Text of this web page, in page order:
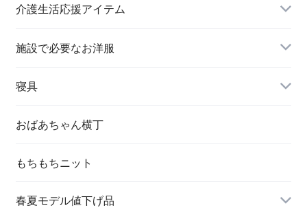
スラックス
介護生活応援アイテム
施設で必要なお洋服
婦人 トップス
寝具
おばあちゃん横丁
もちもちニット
春夏モデル値下げ品